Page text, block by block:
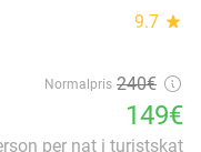
9.7 star
Normalpris 240€
149€
per nat i turistskat